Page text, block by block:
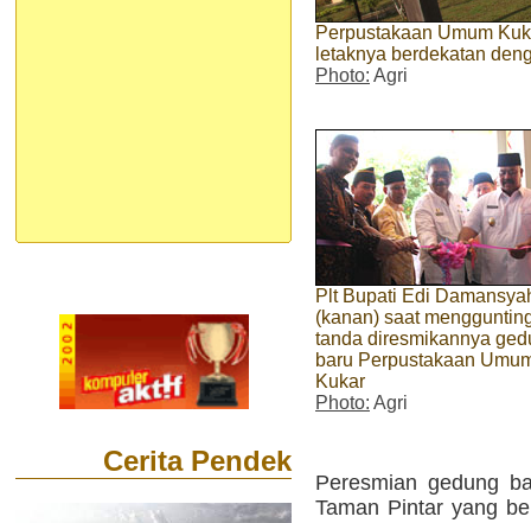
Cerita Pendek
Perpustakaan Umum
letaknya berdekatan
Photo: Agri
Plt Bupati Edi
(kanan) saat
tanda diresmikannya
baru Perpustakaan
Kukar
Photo: Agri
Peresmian gedung
Taman Pintar yang